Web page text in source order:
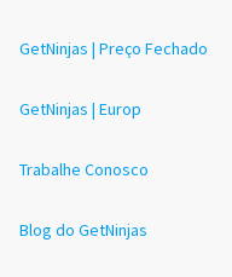
GetNinjas | Preço Fechado
GetNinjas | Europ
Trabalhe Conosco
Blog do GetNinjas